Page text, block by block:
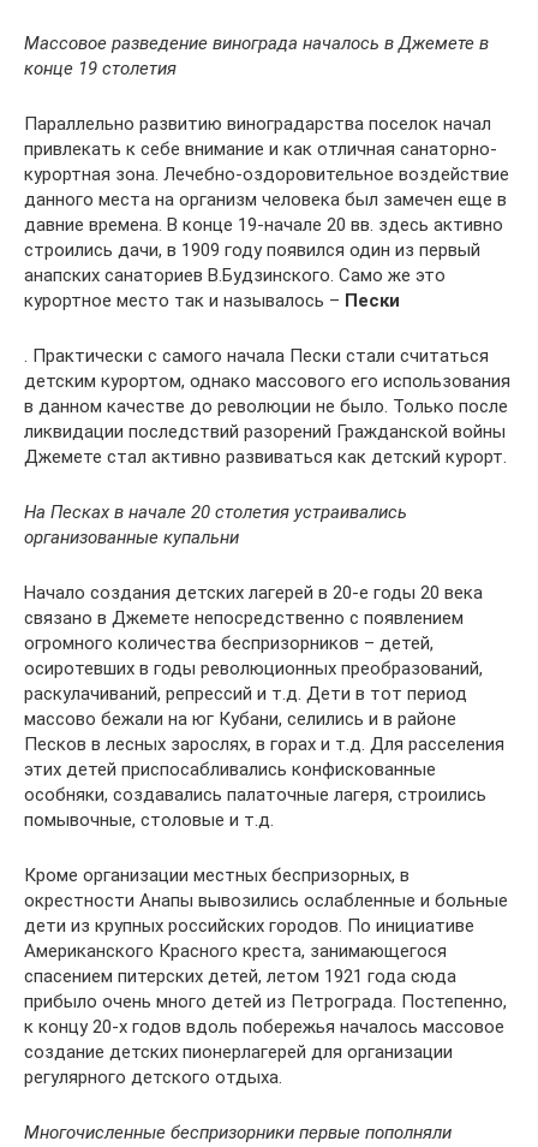
Массовое разведение винограда началось в Джемете в
конце 19 столетия
Параллельно развитию виноградарства поселок начал
привлекать к себе внимание и как отличная санаторно-
курортная зона. Лечебно-оздоровительное воздействие
данного места на организм человека был замечен еще в
давние времена. В конце 19-начале 20 вв. здесь активно
строились дачи, в 1909 году появился один из первый
анапских санаториев В.Будзинского. Само же это
курортное место так и называлось – Пески
. Практически с самого начала Пески стали считаться
детским курортом, однако массового его использования
в данном качестве до революции не было. Только после
ликвидации последствий разорений Гражданской войны
Джемете стал активно развиваться как детский курорт.
На Песках в начале 20 столетия устраивались
организованные купальни
Начало создания детских лагерей в 20-е годы 20 века
связано в Джемете непосредственно с появлением
огромного количества беспризорников – детей,
осиротевших в годы революционных преобразований,
раскулачиваний, репрессий и т.д. Дети в тот период
массово бежали на юг Кубани, селились и в районе
Песков в лесных зарослях, в горах и т.д. Для расселения
этих детей приспосабливались конфискованные
особняки, создавались палаточные лагеря, строились
помывочные, столовые и т.д.
Кроме организации местных беспризорных, в
окрестности Анапы вывозились ослабленные и больные
дети из крупных российских городов. По инициативе
Американского Красного креста, занимающегося
спасением питерских детей, летом 1921 года сюда
прибыло очень много детей из Петрограда. Постепенно,
к концу 20-х годов вдоль побережья началось массовое
создание детских пионерлагерей для организации
регулярного детского отдыха.
Многочисленные беспризорники первые пополняли